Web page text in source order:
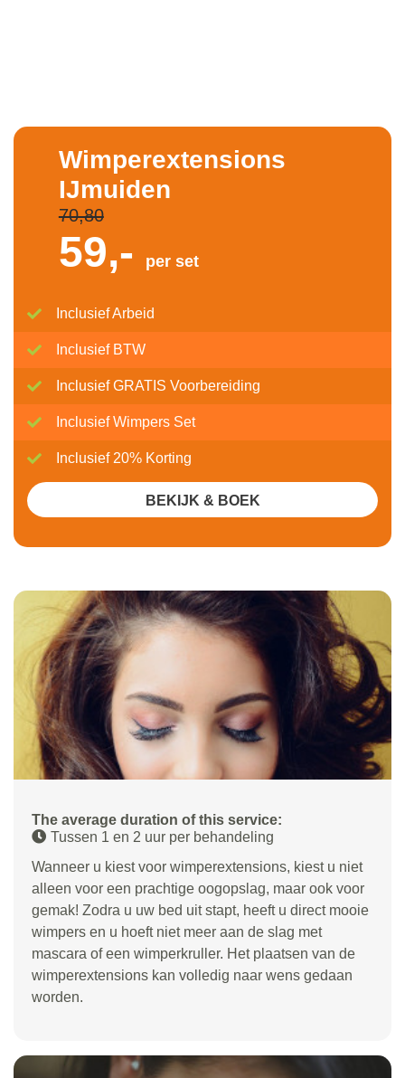
The average duration of this service:
Tussen 1 en 2 uur per behandeling
Wanneer u kiest voor wimperextensions, kiest u niet
alleen voor een prachtige oogopslag, maar ook voor
gemak! Zodra u uw bed uit stapt, heeft u direct mooie
wimpers en u hoeft niet meer aan de slag met
mascara of een wimperkruller. Het plaatsen van de
wimperextensions kan volledig naar wens gedaan
worden.
Wimperextensions
IJmuiden
70,80
59,- per set
Inclusief Arbeid
Inclusief BTW
Inclusief GRATIS Voorbereiding
Inclusief Wimpers Set
Inclusief 20% Korting
BEKIJK & BOEK